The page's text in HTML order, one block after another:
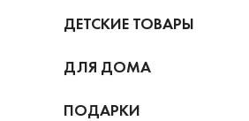
ДЕТСКИЕ ТОВАРЫ
ДЛЯ ДОМА
ПОДАРКИ